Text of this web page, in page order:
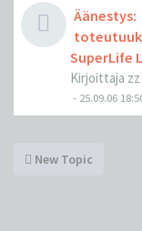
Äänestys:
SuperLife
Kirjoittaja zz
- 25.09.06
New Topic